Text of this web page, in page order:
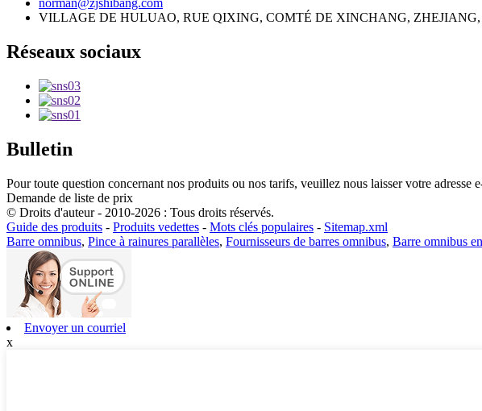
norman@zjshibang.com
VILLAGE DE HULUAO, RUE QIXING, COMTÉ DE XINCHANG, ZHEJIANG,
Réseaux sociaux
Bulletin
Pour toute question concernant nos produits ou nos tarifs, veuillez nous laisser votre adresse
Demande de liste de prix
© Droits d'auteur - 2010-2026 : Tous droits réservés.
Guide des produits - Produits vedettes - Mots clés populaires - Sitemap.xml
Barre omnibus, Pince à rainures parallèles, Fournisseurs de barres omnibus, Barre omnibus
Envoyer un courriel
x